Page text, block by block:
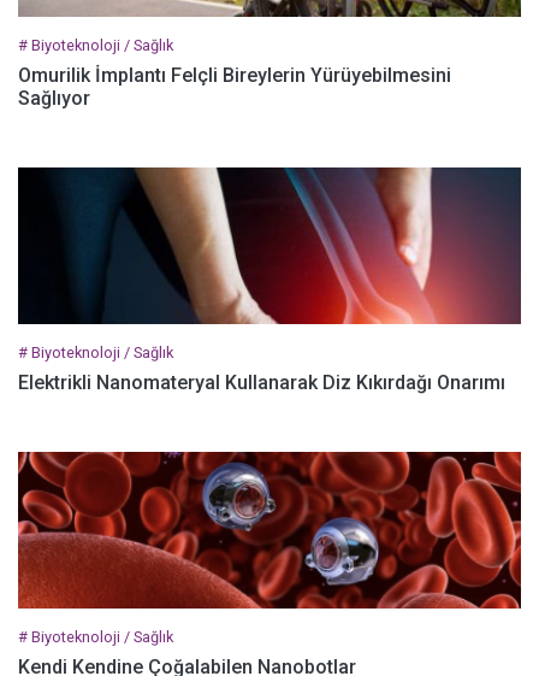
# Biyoteknoloji / Sağlık
Omurilik İmplantı Felçli Bireylerin Yürüyebilmesini
Sağlıyor
# Biyoteknoloji / Sağlık
Elektrikli Nanomateryal Kullanarak Diz Kıkırdağı Onarımı
# Biyoteknoloji / Sağlık
Kendi Kendine Çoğalabilen Nanobotlar